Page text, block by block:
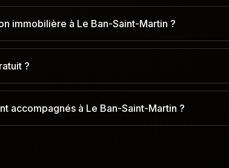
immobilière à Le Ban-Saint-Martin ?
?
accompagnés à Le Ban-Saint-Martin ?